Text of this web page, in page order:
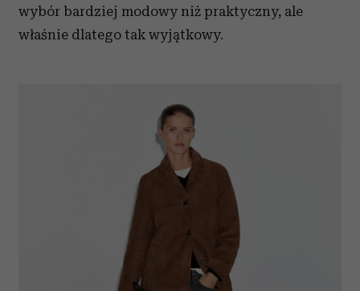
wybór bardziej modowy niż praktyczny, ale
właśnie dlatego tak wyjątkowy.